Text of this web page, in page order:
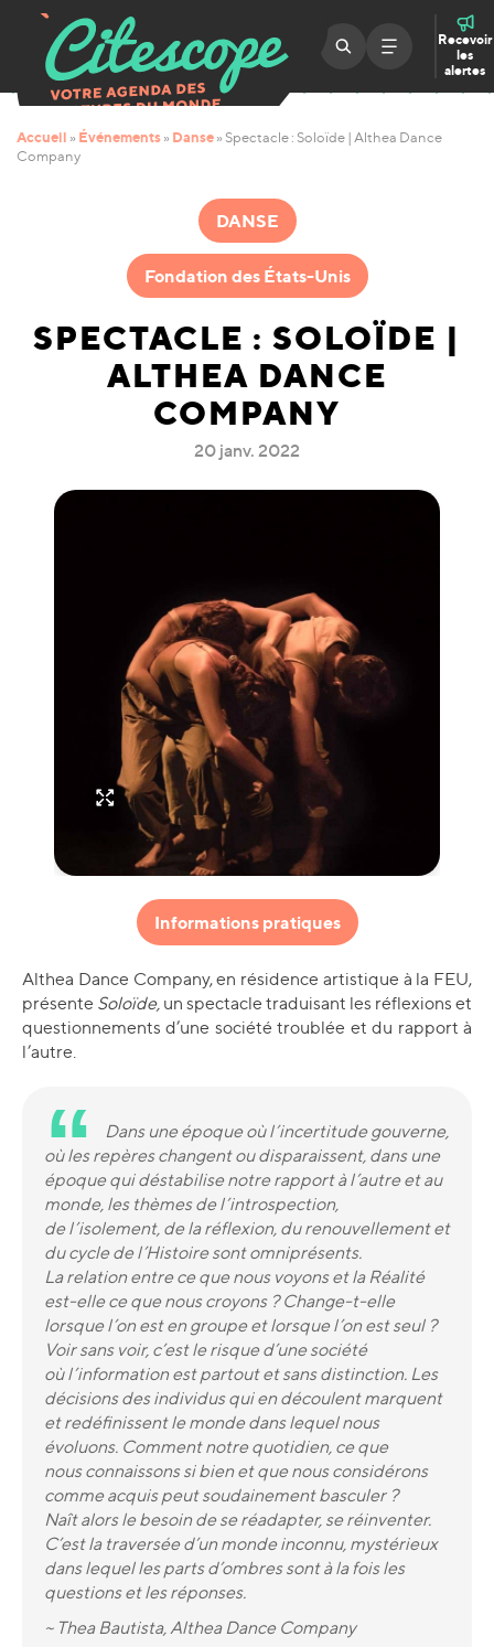
Recevoir
les
alertes
Accueil » Événements » Danse » Spectacle : Soloïde | Althea Dance
Company
DANSE
Fondation des États-Unis
SPECTACLE : SOLOÏDE |
ALTHEA DANCE
COMPANY
20 janv. 2022
Informations pratiques
Althea Dance Company, en résidence artistique à la FEU,
présente Soloïde, un spectacle traduisant les réflexions et
questionnements d’une société troublée et du rapport à
l’autre.
Dans une époque où l’incertitude gouverne,
où les repères changent ou disparaissent, dans une
époque qui déstabilise notre rapport à l’autre et au
monde, les thèmes de l’introspection,
de l’isolement, de la réflexion, du renouvellement et
du cycle de l’Histoire sont omniprésents.
La relation entre ce que nous voyons et la Réalité
est-elle ce que nous croyons ? Change-t-elle
lorsque l’on est en groupe et lorsque l’on est seul ?
Voir sans voir, c’est le risque d’une société
où l’information est partout et sans distinction. Les
décisions des individus qui en découlent marquent
et redéfinissent le monde dans lequel nous
évoluons. Comment notre quotidien, ce que
nous connaissons si bien et que nous considérons
comme acquis peut soudainement basculer ?
Naît alors le besoin de se réadapter, se réinventer.
C’est la traversée d’un monde inconnu, mystérieux
dans lequel les parts d’ombres sont à la fois les
questions et les réponses.
~ Thea Bautista, Althea Dance Company